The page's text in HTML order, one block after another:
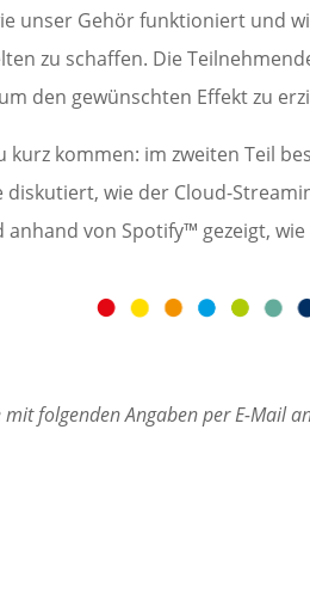
unser Gehör funktioniert und
zu schaffen. Die
den gewünschten Effekt zu
kommen: im zweiten Teil
wie der Cloud-
von Spotify™ gezeigt,
folgenden Angaben per E-Mail